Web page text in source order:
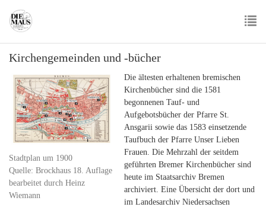
main
Kirchengemeinden und -bücher
Stadtplan um 1900
Quelle: Brockhaus 18. Auflage
bearbeitet durch Heinz
Wiemann
Die ältesten erhaltenen bremischen
Kirchenbücher sind die 1581
begonnenen Tauf- und
Aufgebotsbücher der Pfarre St.
Ansgarii sowie das 1583 einsetzende
Taufbuch der Pfarre Unser Lieben
Frauen. Die Mehrzahl der seitdem
geführten Bremer Kirchenbücher sind
heute im Staatsarchiv Bremen
archiviert. Eine Übersicht der dort und
im Landesarchiv Niedersachsen